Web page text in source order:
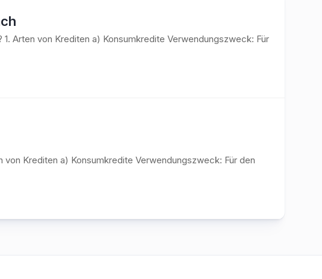
Arten von Krediten a) Konsumkredite Verwendungszweck: Für
von Krediten a) Konsumkredite Verwendungszweck: Für den